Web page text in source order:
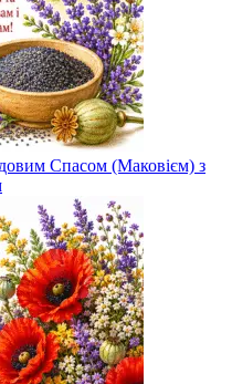
Спасом (Маковієм) з